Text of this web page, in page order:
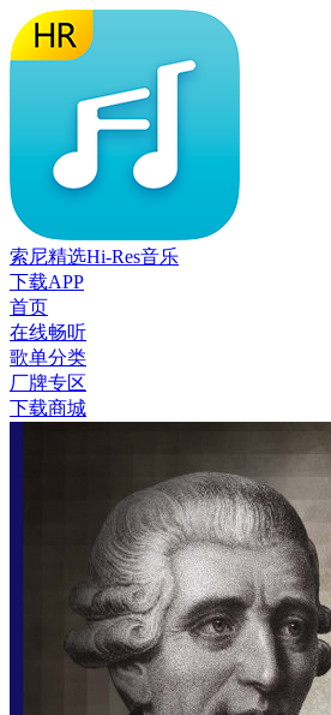
索尼精选Hi-Res音乐
下载APP
首页
在线畅听
歌单分类
厂牌专区
下载商城